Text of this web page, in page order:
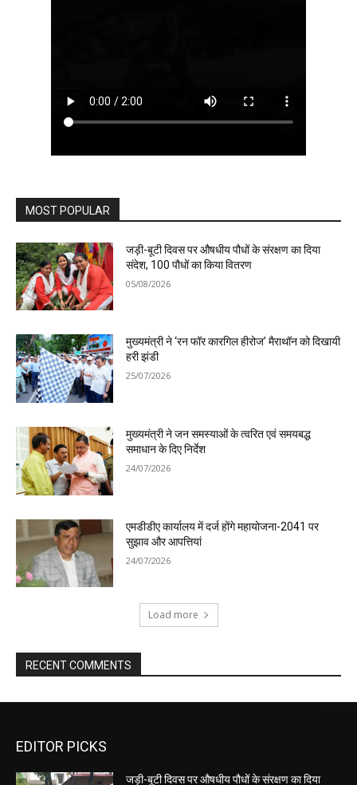
MOST POPULAR
जड़ी-बूटी दिवस पर औषधीय पौधों के संरक्षण का दिया
संदेश, 100 पौधों का किया वितरण
05/08/2026
मुख्यमंत्री ने ‘रन फॉर कारगिल हीरोज’ मैराथॉन को दिखायी
हरी झंडी
25/07/2026
मुख्यमंत्री ने जन समस्याओं के त्वरित एवं समयबद्ध
समाधान के दिए निर्देश
24/07/2026
एमडीडीए कार्यालय में दर्ज होंगे महायोजना-2041 पर
सुझाव और आपत्तियां
24/07/2026
Load more
RECENT COMMENTS
EDITOR PICKS
जड़ी-बूटी दिवस पर औषधीय पौधों के संरक्षण का दिया